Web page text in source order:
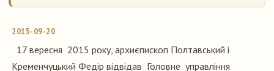
2015-09-20
17 вересня 2015 року, архиєпископ Полтавський і
Кременчуцький Федір відвідав Головне управління